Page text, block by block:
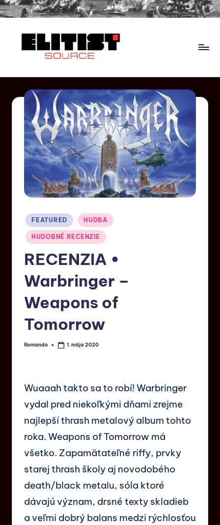
FEATURED HUDBA
HUDOBNÉ RECENZIE
RECENZIA •
Warbringer –
Weapons of
Tomorrow
Romando 1. mája 2020
Wuaaah takto sa to robí! Warbringer
vydal pred niekoľkými dňami zrejme
najlepší thrash metalový album tohto
roka. Weapons of Tomorrow má
všetko. Zapamätateľné riffy, prvky
starej thrash školy aj novodobého
death/black metalu, sóla ktoré
dávajú význam, drsné texty skladieb
a veľmi dobrý balans medzi rýchlosťou